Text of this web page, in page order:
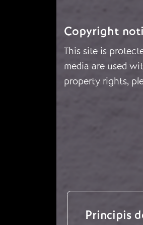
Copyright
This site is
media are used
property rights,
Principis